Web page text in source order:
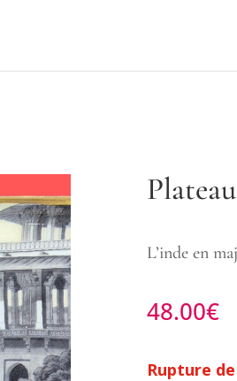
L’inde en
48.00€
Rupture